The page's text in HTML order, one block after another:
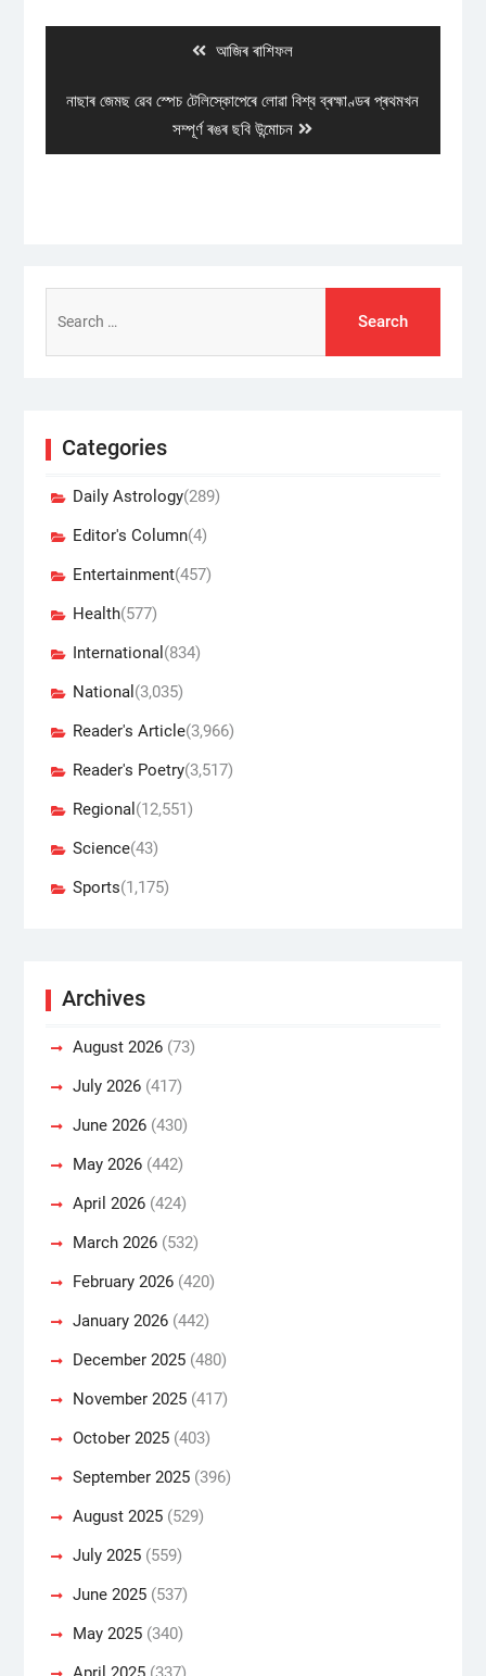
Previous
আজিৰ ৰাশিফল
Next
নাছাৰ জেমছ ৱেব স্পেচ টেলিস্কোপেৰে লোৱা বিশ্ব ব্ৰহ্মাণ্ডৰ প্ৰথমখন
সম্পূৰ্ণ ৰঙৰ ছবি উন্মোচন
for:
Categories
Daily Astrology(289)
Editor's Column(4)
Entertainment(457)
Health(577)
International (834)
National (3,035)
Reader's Article(3,966)
Reader's Poetry(3,517)
Regional (12,551)
Science(43)
Sports(1,175)
Archives
August 2026(73)
July 2026(417)
June 2026(430)
May 2026(442)
April 2026(424)
March 2026(532)
February 2026(420)
January 2026(442)
December 2025(480)
November 2025(417)
October 2025(403)
September 2025(396)
August 2025(529)
July 2025(559)
June 2025(537)
May 2025(340)